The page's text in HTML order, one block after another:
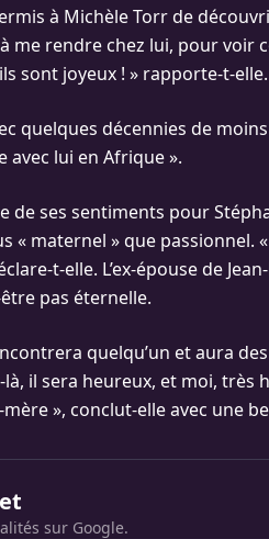
à Michèle Torr de
à me rendre chez lui, pour voir
sont joyeux ! » rapporte-t-elle.
quelques décennies de
avec lui en Afrique ».
de ses sentiments pour
« maternel » que passionnel.
t-elle. L’ex-épouse de
pas éternelle.
quelqu’un et aura
il sera heureux, et moi, très
», conclut-elle avec une
sur Google.